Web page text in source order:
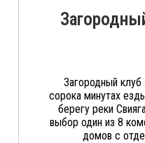
Загородный
сорока минутах
берегу реки
выбор один из 8
домов с